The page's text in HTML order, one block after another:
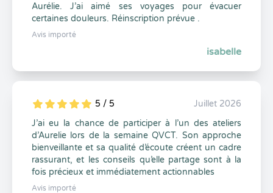
Aurélie. J’ai aimé ses voyages pour évacuer
certaines douleurs. Réinscription prévue .
Avis importé
isabelle
5
1
5
0 5 / 5
Juillet 2026
J’ai eu la chance de participer à l’un des ateliers
d’Aurelie lors de la semaine QVCT. Son approche
bienveillante et sa qualité d’écoute créent un cadre
rassurant, et les conseils qu’elle partage sont à la
fois précieux et immédiatement actionnables
Avis importé